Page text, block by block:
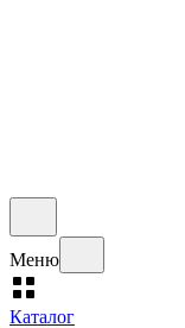
Меню
Каталог